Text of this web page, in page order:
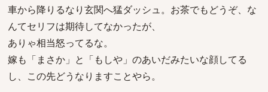
車から降りるなり玄関へ猛ダッシュ。お茶でもどうぞ、な
んてセリフは期待してなかったが、
ありゃ相当怒ってるな。
嫁も「まさか」と「もしや」のあいだみたいな顔してる
し、この先どうなりますことやら。